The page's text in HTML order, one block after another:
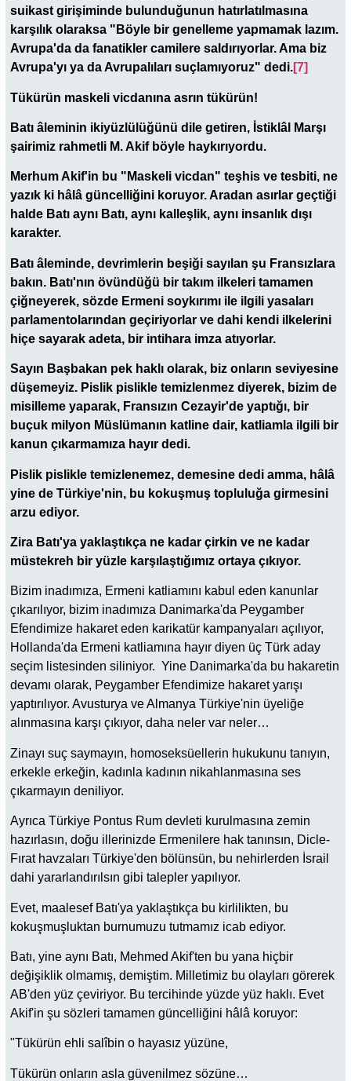
suikast girişiminde bulunduğunun hatırlatılmasına
karşılık olaraksa "Böyle bir genelleme yapmamak lazım.
Avrupa'da da fanatikler camilere saldırıyorlar. Ama biz
Avrupa'yı ya da Avrupalıları suçlamıyoruz" dedi.[7]
Tükürün maskeli vicdanına asrın tükürün!
Batı âleminin ikiyüzlülüğünü dile getiren, İstiklâl Marşı
şairimiz rahmetli M. Akif böyle haykırıyordu.
Merhum Akif'in bu "Maskeli vicdan" teşhis ve tesbiti, ne
yazık ki hâlâ güncelliğini koruyor. Aradan asırlar geçtiği
halde Batı aynı Batı, aynı kalleşlik, aynı insanlık dışı
karakter.
Batı âleminde, devrimlerin beşiği sayılan şu Fransızlara
bakın. Batı'nın övündüğü bir takım ilkeleri tamamen
çiğneyerek, sözde Ermeni soykırımı ile ilgili yasaları
parlamentolarından geçiriyorlar ve dahi kendi ilkelerini
hiçe sayarak adeta, bir intihara imza atıyorlar.
Sayın Başbakan pek haklı olarak, biz onların seviyesine
düşemeyiz. Pislik pislikle temizlenmez diyerek, bizim de
misilleme yaparak, Fransızın Cezayir'de yaptığı, bir
buçuk milyon Müslümanın katline dair, katliamla ilgili bir
kanun çıkarmamıza hayır dedi.
Pislik pislikle temizlenemez, demesine dedi amma, hâlâ
yine de Türkiye'nin, bu kokuşmuş topluluğa girmesini
arzu ediyor.
Zira Batı'ya yaklaştıkça ne kadar çirkin ve ne kadar
müstekreh bir yüzle karşılaştığımız ortaya çıkıyor.
Bizim inadımıza, Ermeni katliamını kabul eden kanunlar
çıkarılıyor, bizim inadımıza Danimarka'da Peygamber
Efendimize hakaret eden karikatür kampanyaları açılıyor,
Hollanda'da Ermeni katliamına hayır diyen üç Türk aday
seçim listesinden siliniyor. Yine Danimarka'da bu hakaretin
devamı olarak, Peygamber Efendimize hakaret yarışı
yaptırılıyor. Avusturya ve Almanya Türkiye'nin üyeliğe
alınmasına karşı çıkıyor, daha neler var neler…
Zinayı suç saymayın, homoseksüellerin hukukunu tanıyın,
erkekle erkeğin, kadınla kadının nikahlanmasına ses
çıkarmayın deniliyor.
Ayrıca Türkiye Pontus Rum devleti kurulmasına zemin
hazırlasın, doğu illerinizde Ermenilere hak tanınsın, Dicle-
Fırat havzaları Türkiye'den bölünsün, bu nehirlerden İsrail
dahi yararlandırılsın gibi talepler yapılıyor.
Evet, maalesef Batı'ya yaklaştıkça bu kirlilikten, bu
kokuşmuşluktan burnumuzu tutmamız icab ediyor.
Batı, yine aynı Batı, Mehmed Akif'ten bu yana hiçbir
değişiklik olmamış, demiştim. Milletimiz bu olayları görerek
AB'den yüz çeviriyor. Bu tercihinde yüzde yüz haklı. Evet
Akif'in şu sözleri tamamen güncelliğini hâlâ koruyor:
"Tükürün ehli salîbin o hayasız yüzüne,
Tükürün onların asla güvenilmez sözüne…